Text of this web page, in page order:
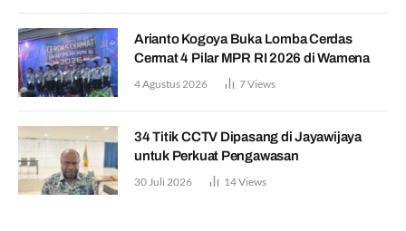
Arianto Kogoya Buka Lomba Cerdas
Cermat 4 Pilar MPR RI 2026 di Wamena
4 Agustus 2026 7Views
34 Titik CCTV Dipasang di Jayawijaya
untuk Perkuat Pengawasan
30 Juli 2026 14Views